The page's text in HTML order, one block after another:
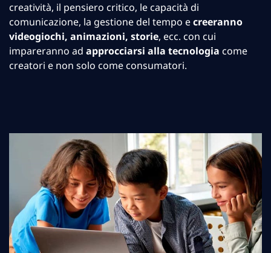
creatività, il pensiero critico, le capacità di
comunicazione, la gestione del tempo ecreeranno
videogiochi, animazioni, storie, ecc. con cui
impareranno ad approcciarsi alla tecnologia come
creatori e non solo come consumatori.